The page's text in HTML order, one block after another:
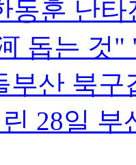
동훈 난타
돕는 것
부산 북구
28일